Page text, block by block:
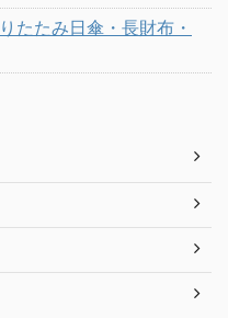
たたみ日傘・長財布・